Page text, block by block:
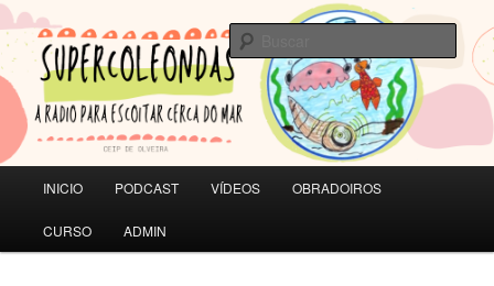
Saltar
ao
contido
principal
Saltar
ao
contido
secundarioSUPERCOLEONDAS
A RADIO PARA ESCOITAR CERCA DO MAR | CEIP de Olveira
principal
INICIO PODCAST VÍDEOS OBRADOIROS
CURSO ADMIN